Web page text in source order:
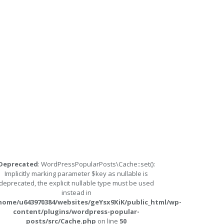
: WordPressPopularPosts\Cache::set():
Implicitly marking parameter $key as nullable is
the explicit nullable type must be used
instead in
u643970384/websites/geYsx9XiK/public_html/wp-
content/plugins/wordpress-popular-
posts/src/Cache.php on line 50